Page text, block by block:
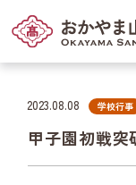
2023.08.08 学校行事
甲子園初戦突